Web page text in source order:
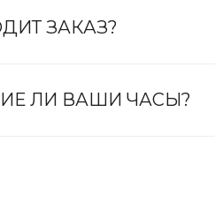
ЗАКАЗ?
ЛИ ВАШИ ЧАСЫ?